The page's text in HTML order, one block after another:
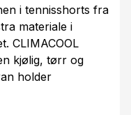
i tennisshorts fra
materiale i
CLIMACOOL
kjølig, tørr og
holder